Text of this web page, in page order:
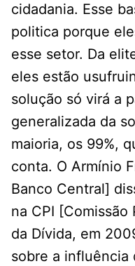
cidadania. Esse
politica porque
esse setor. Da
eles estão
solução só virá a
generalizada da
maioria, os 99%,
conta. O Armínio
Banco Central]
na CPI
da Dívida, em
sobre a influência